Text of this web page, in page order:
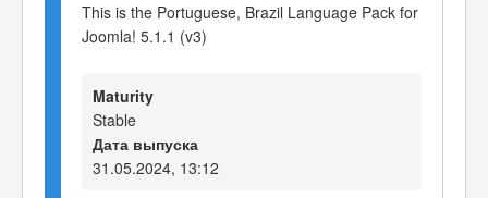
This is the Portuguese, Brazil Language Pack for
Joomla! 5.1.1 (v3)
Maturity
Stable
Дата выпуска
31.05.2024, 13:12